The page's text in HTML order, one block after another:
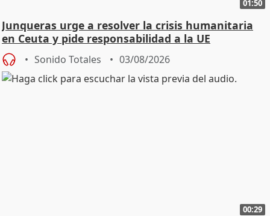
01:50
Junqueras urge a resolver la crisis humanitaria
en Ceuta y pide responsabilidad a la UE
Sonido Totales 03/08/2026
00:29